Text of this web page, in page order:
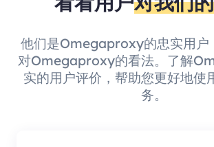
他们是Omegaproxy的忠实用户
对Omegaproxy的看法。了解
实的用户评价，帮助您更好地使
务。